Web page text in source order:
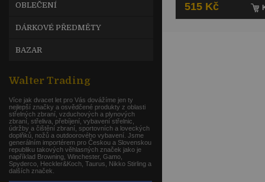
515 Kč
OBLEČENÍ
DÁRKOVÉ PŘEDMĚTY
BAZAR
Walter Trading
Více jak dvacet let pro Vás dovážíme jen ty
nejlepší značky a osvědčené produkty z oblasti
střelných zbraní, vzduchových a plynových
zbraní, střeliva, přebíjení, vybavení střelnic,
údržby a čištění zbraní, sportovních a loveckých
doplňků, nožů a outdoorového vybavení. Jsme
generálním importérem pro Českou a Slovenskou
republiku takových věhlasných značek jako je
například Browning, Winchester, Gamo,
Spyderco, Heckler&Koch, Taurus, Nikko Stirling a
dalších značek.